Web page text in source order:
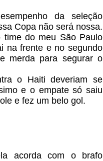
da seleção
Copa não será nossa.
time do meu São Paulo
na frente e no segundo
merda para segurar o
o Haiti deveriam se
e o empate só saiu
e fez um belo gol.
acorda com o brafo